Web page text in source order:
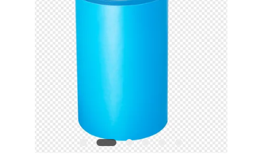
NIEUWS
GEVALLEN
BLOG
SITEMAP